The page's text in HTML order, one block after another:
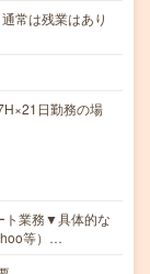
は残業はあり
日勤務の場
ト業務▼具体的な
等）…